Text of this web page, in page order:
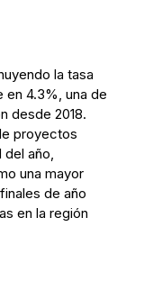
la tasa
4.3%, una de
desde 2018.
proyectos
del año,
una mayor
de año
en la región